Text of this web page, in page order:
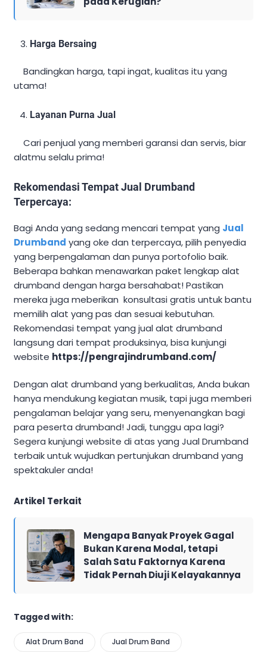
Harga Bersaing
Bandingkan harga, tapi ingat, kualitas itu yang
utama!
Layanan Purna Jual
Cari penjual yang memberi garansi dan servis, biar
alatmu selalu prima!
Rekomendasi Tempat Jual Drumband
Terpercaya:
Bagi Anda yang sedang mencari tempat yang Jual
Drumband yang oke dan terpercaya, pilih penyedia
yang berpengalaman dan punya portofolio baik.
Beberapa bahkan menawarkan paket lengkap alat
drumband dengan harga bersahabat! Pastikan
mereka juga meberikan konsultasi gratis untuk bantu
memilih alat yang pas dan sesuai kebutuhan.
Rekomendasi tempat yang jual alat drumband
langsung dari tempat produksinya, bisa kunjungi
website https://pengrajindrumband.com/
Dengan alat drumband yang berkualitas, Anda bukan
hanya mendukung kegiatan musik, tapi juga memberi
pengalaman belajar yang seru, menyenangkan bagi
para peserta drumband! Jadi, tunggu apa lagi?
Segera kunjungi website di atas yang Jual Drumband
terbaik untuk wujudkan pertunjukan drumband yang
spektakuler anda!
Artikel Terkait
Mengapa Banyak Proyek Gagal
Bukan Karena Modal, tetapi
Salah Satu Faktornya Karena
Tidak Pernah Diuji Kelayakannya
Tagged with:
Alat Drum Band Jual Drum Band